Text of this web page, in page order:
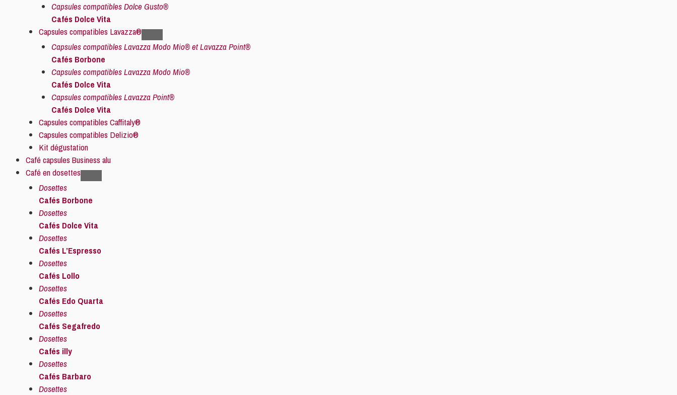
Capsules compatibles Dolce Gusto®
Cafés Dolce Vita
Capsules compatibles Lavazza®
Capsules compatibles Lavazza Modo Mio® et Lavazza Point®
Cafés Borbone
Capsules compatibles Lavazza Modo Mio®
Cafés Dolce Vita
Capsules compatibles Lavazza Point®
Cafés Dolce Vita
Capsules compatibles Caffitaly®
Capsules compatibles Delizio®
Kit dégustation
Café capsules Business alu
Café en dosettes
Dosettes
Cafés Borbone
Dosettes
Cafés Dolce Vita
Dosettes
Cafés L’Espresso
Dosettes
Cafés Lollo
Dosettes
Cafés Edo Quarta
Dosettes
Cafés Segafredo
Dosettes
Cafés illy
Dosettes
Cafés Barbaro
Dosettes